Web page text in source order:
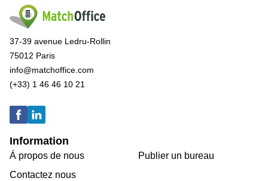
37-39 avenue Ledru-Rollin
75012 Paris
info@matchoffice.com
(+33) 1 46 46 10 21
Information
Á propos de nous
Contactez nous
Publier un bureau